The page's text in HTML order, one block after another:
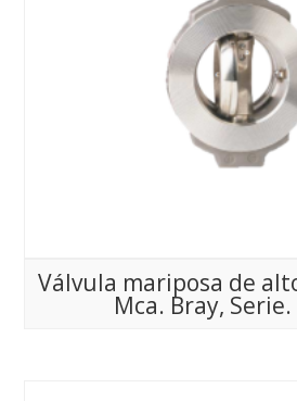
Válvula mariposa de
Mca. Bray, Serie.